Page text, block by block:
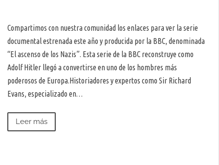
Compartimos con nuestra comunidad los enlaces para ver la serie
documental estrenada este año y producida por la BBC, denominada
“El ascenso de los Nazis”. Esta serie de la BBC reconstruye como
Adolf Hitler llegó a convertirse en uno de los hombres más
poderosos de Europa.Historiadores y expertos como Sir Richard
Evans, especializado en…
Leer más